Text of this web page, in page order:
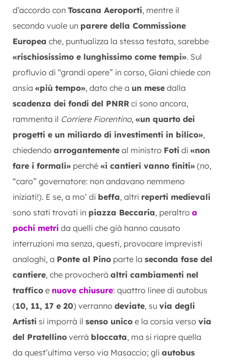
d’accordo con Toscana Aeroporti, mentre il
secondo vuole un parere della Commissione
Europea che, puntualizza la stessa testata, sarebbe
«rischiosissimo e lunghissimo come tempi». Sul
profluvio di “grandi opere” in corso, Giani chiede con
ansia «più tempo», dato che a un mese dalla
scadenza dei fondi del PNRR ci sono ancora,
rammenta il Corriere Fiorentino, «un quarto dei
progetti e un miliardo di investimenti in bilico»,
chiedendo arrogantemente al ministro Foti di «non
fare i formali» perché «i cantieri vanno finiti» (no,
“caro” governatore: non andavano nemmeno
iniziati!). E se, a mo’ di beffa, altri reperti medievali
sono stati trovati in piazza Beccaria, peraltro a
pochi metri da quelli che già hanno causato
interruzioni ma senza, questi, provocare imprevisti
analoghi, a Ponte al Pino parte la seconda fase del
cantiere, che provocherà altri cambiamenti nel
traffico e nuove chiusure: quattro linee di autobus
(10, 11, 17 e 20) verranno deviate, su via degli
Artisti si imporrà il senso unico e la corsia verso via
del Pratellino verrà bloccata, ma si riapre quella
da quest’ultima verso via Masaccio; gli autobus